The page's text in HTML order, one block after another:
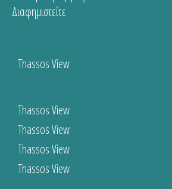
Διαφημιστείτε